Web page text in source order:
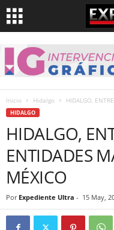
Inicio Hidalgo HIDALGO,
HIDALGO
HIDALGO,
ENTIDADES
MÉXICO
Por Expediente Ultra - 15 May,